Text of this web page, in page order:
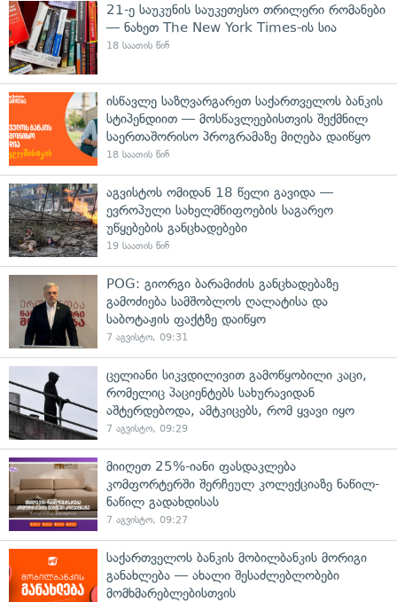
21-ე საუკუნის საუკეთესო თრილერი რომანები
— ნახეთ The New York Times-ის სია
18 საათის წინ
ისწავლე საზღვარგარეთ საქართველოს ბანკის
სტიპენდიით — მოსწავლეებისთვის შექმნილ
საერთაშორისო პროგრამაზე მიღება დაიწყო
18 საათის წინ
აგვისტოს ომიდან 18 წელი გავიდა —
ევროპული სახელმწიფოების საგარეო
უწყებების განცხადებები
19 საათის წინ
POG: გიორგი ბარამიძის განცხადებაზე
გამოძიება სამშობლოს ღალატისა და
საბოტაჟის ფაქტზე დაიწყო
7 აგვისტო, 09:31
ცელიანი სიკვდილივით გამოწყობილი კაცი,
რომელიც პაციენტებს სახურავიდან
აშტერდებოდა, ამტკიცებს, რომ ყვავი იყო
7 აგვისტო, 09:29
მიიღეთ 25%-იანი ფასდაკლება
კომფორტერში შერჩეულ კოლექციაზე ნაწილ-
ნაწილ გადახდისას
7 აგვისტო, 09:27
საქართველოს ბანკის მობილბანკის მორიგი
განახლება — ახალი შესაძლებლობები
მომხმარებლებისთვის